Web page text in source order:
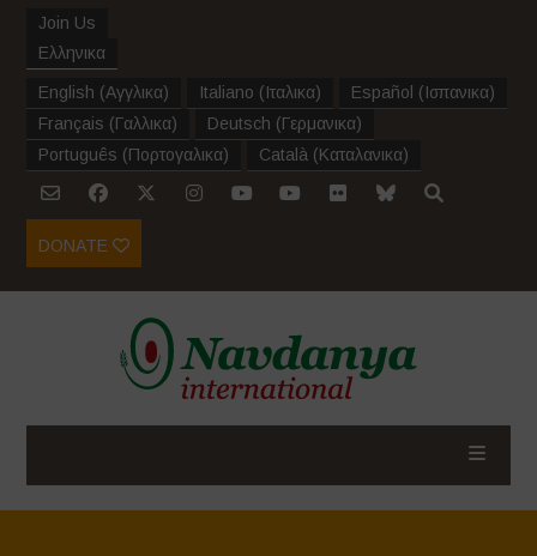
Join Us
Ελληνικα
English (Αγγλικα) Italiano (Ιταλικα) Español (Ισπανικα)
Français (Γαλλικα) Deutsch (Γερμανικα)
Português (Πορτογαλικα) Català (Καταλανικα)
DONATE